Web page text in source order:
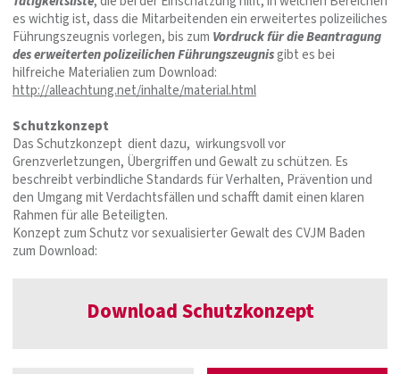
es wichtig ist, dass die Mitarbeitenden ein erweitertes polizeiliches
Führungszeugnis vorlegen, bis zum Vordruck für die Beantragung
des erweiterten polizeilichen Führungszeugnisgibt es bei
hilfreiche Materialien zum Download:
http://alleachtung.net/inhalte/material.html
Schutzkonzept
Das Schutzkonzept dient dazu, wirkungsvoll vor
Grenzverletzungen, Übergriffen und Gewalt zu schützen. Es
beschreibt verbindliche Standards für Verhalten, Prävention und
den Umgang mit Verdachtsfällen und schafft damit einen klaren
Rahmen für alle Beteiligten.
Konzept zum Schutz vor sexualisierter Gewalt des CVJM Baden
zum Download:
Download Schutzkonzept